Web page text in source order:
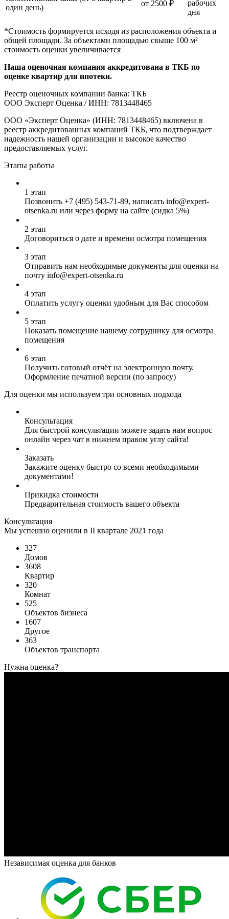
один день)
от 2500 ₽
рабочих
дня
*Стоимость формируется исходя из расположения объекта и
общей площади. За объектами площадью свыше 100 м²
стоимость оценки увеличивается
Наша оценочная компания аккредитована в ТКБ по
оценке квартир для ипотеки.
Реестр оценочных компании банка: ТКБ
ООО Эксперт Оценка / ИНН: 7813448465
ООО «Эксперт Оценка» (ИНН: 7813448465) включена в
реестр аккредитованных компаний ТКБ, что подтверждает
надежность нашей организации и высокое качество
предоставляемых услуг.
Этапы работы
1 этап
Позвонить +7 (495) 543-71-89, написать info@expert-
otsenka.ru или через форму на сайте (сидка 5%)
2 этап
Договориться о дате и времени осмотра помещения
3 этап
Отправить нам необходимые документы для оценки на
почту info@expert-otsenka.ru
4 этап
Оплатить услугу оценки удобным для Вас способом
5 этап
Показать помещение нашему сотруднику для осмотра
помещения
6 этап
Получить готовый отчёт на электронную почту.
Оформление печатной версии (по запросу)
Для оценки мы используем три основных подхода
Консультация
Для быстрой консультации можете задать нам вопрос
онлайн через чат в нижнем правом углу сайта!
Заказать
Закажите оценку быстро со всеми необходимыми
документами!
Прикидка стоимости
Предварительная стоимость вашего объекта
Консультация
Мы успешно оценили в II квартале 2021 года
327
Домов
3608
Квартир
320
Комнат
525
Объектов бизнеса
1607
Другое
363
Объектов транспорта
Нужна оценка?
Независимая оценка для банков